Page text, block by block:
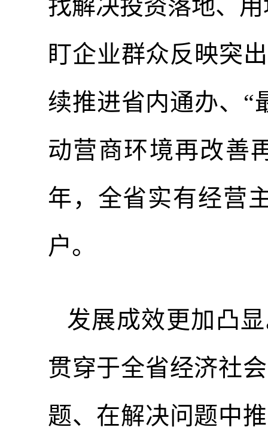
找解决投资落地、
盯企业群众反映突
续推进省内通办、“
动营商环境再改善
年，全省实有经营
户。
发展成效更加凸
贯穿于全省经济社
题、在解决问题中